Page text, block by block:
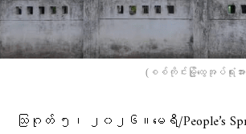
(စစ်ကိုင်းမြို့ထွေအုပ်ရုံးအ
သြဂုတ် ၅၊ ၂၀၂၆။မေရီ/People’s